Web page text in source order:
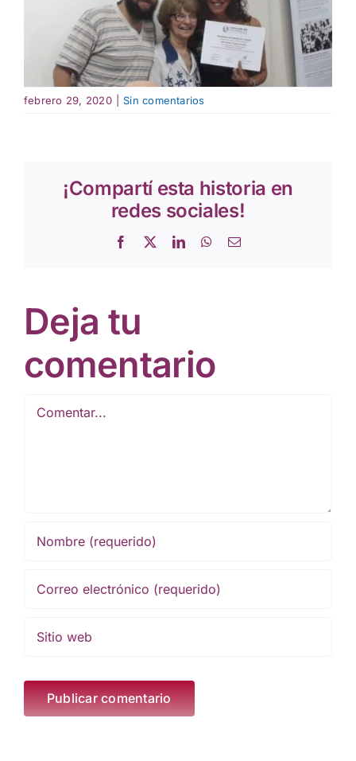
febrero 29, 2020 Sin comentarios
¡Compartí esta historia en
redes sociales!
Facebook
X LinkedInWhatsApp
Correo
Deja tu
comentario